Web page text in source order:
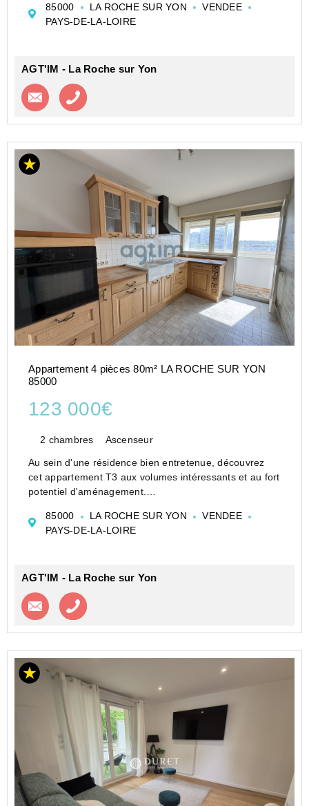
Aucun travaux à prévoir : vous n'avez plus qu'à poser
vos valises !
85000 LA ROCHE SUR YON
VENDEE
PAYS-DE-LA-LOIRE
AGT'IM - La Roche sur Yon
Contacter l'agence
Appartement 4 pièces 80m² LA ROCHE SUR YON
85000
123 000€
2 chambres Ascenseur
Au sein d'une résidence bien entretenue, découvrez
cet appartement T3 aux volumes intéressants et au fort
potentiel d'aménagement.
lumineux, d'une cuisine aménagée et semi équipée,
ainsi...
85000 LA ROCHE SUR YON
VENDEE
PAYS-DE-LA-LOIRE
AGT'IM - La Roche sur Yon
Contacter l'agence